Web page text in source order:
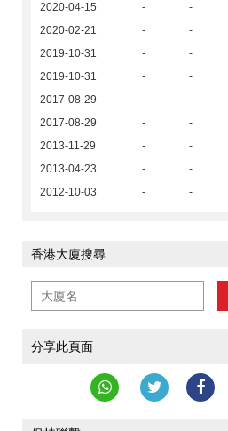
2020-04-15
- -
2020-02-21
- -
2019-10-31
- -
2019-10-31
- -
2017-08-29
- -
2017-08-29
- -
2013-11-29
- -
2013-04-23
- -
2012-10-03
- -
香港大廈搜尋
分享此頁面